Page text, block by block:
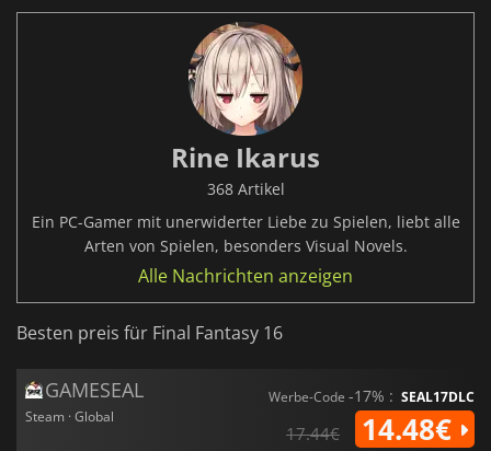
Rine Ikarus
368 Artikel
Ein PC-Gamer mit unerwiderter Liebe zu Spielen, liebt alle
Arten von Spielen, besonders Visual Novels.
Alle Nachrichten anzeigen
Besten preis für Final Fantasy 16
GAMESEAL
Steam · Global
Werbe-Code -17% : SEAL17DLC
17.44€ 14.48€